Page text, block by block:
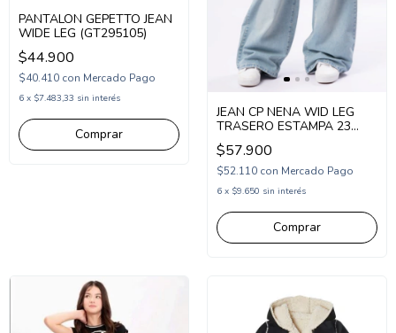
PANTALON GEPETTO JEAN
WIDE LEG (GT295105)
$44.900
$40.410 con Mercado Pago
6 x $7.483,33 sin interés
Comprar
JEAN CP NENA WID LEG
TRASERO ESTAMPA 23
(CP264401)
$57.900
$52.110 con Mercado Pago
6 x $9.650 sin interés
Comprar